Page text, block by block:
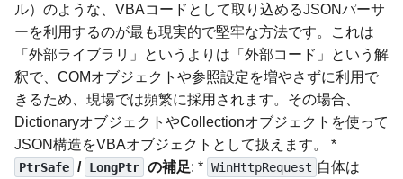
ル）のような、VBAコードとして取り込めるJSONパーサ
ーを利用するのが最も現実的で堅牢な方法です。これは
「外部ライブラリ」というよりは「外部コード」という解
釈で、COMオブジェクトや参照設定を増やさずに利用で
きるため、現場では頻繁に採用されます。その場合、
DictionaryオブジェクトやCollectionオブジェクトを使って
JSON構造をVBAオブジェクトとして扱えます。 *
PtrSafe / LongPtr の補足: * WinHttpRequest 自体は